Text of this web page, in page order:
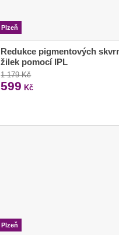
Plzeň
Redukce pigmentových
žilek pomocí IPL
1 179 Kč
599 Kč
Plzeň